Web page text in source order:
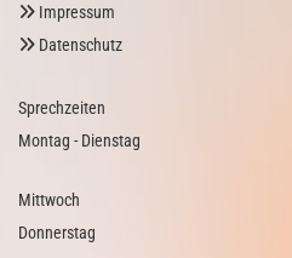
 Impressum
 Datenschutz
Sprechzeiten
Montag - Dienstag
Mittwoch
Donnerstag